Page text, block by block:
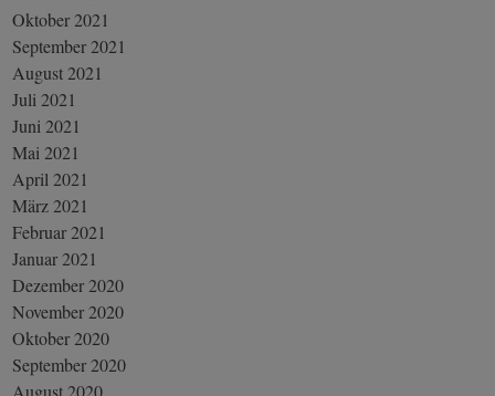
Oktober 2021
September 2021
August 2021
Juli 2021
Juni 2021
Mai 2021
April 2021
März 2021
Februar 2021
Januar 2021
Dezember 2020
November 2020
Oktober 2020
September 2020